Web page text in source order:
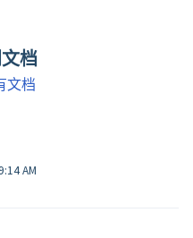
档
文档
于 星期四, 7 九月, 2023 在 9:14 AM